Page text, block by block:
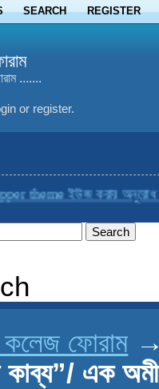
SEARCH REGISTER
.......
or register.
theme ইউজ করার অনুরোধ করা
কলেজ ফোরাম
কাব্য”/ এক